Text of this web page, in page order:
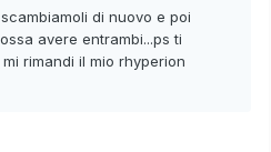
di nuovo e poi
avere entrambi...ps ti
rimandi il mio rhyperion